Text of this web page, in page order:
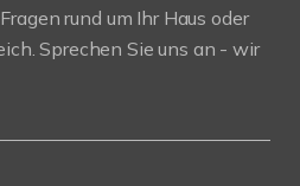
rund um Ihr Haus oder
Sprechen Sie uns an - wir